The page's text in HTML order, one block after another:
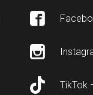
TikTok